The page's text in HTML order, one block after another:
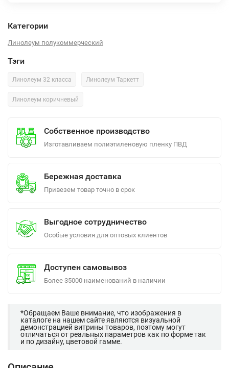
Категории
Линолеум полукоммерческий
Тэги
Линолеум 32 класса Линолеум Таркетт
Линолеум коричневый
Собственное производство
Изготавливаем полиэтиленовую пленку ПВД
Бережная доставка
Привезем товар точно в срок
Выгодное сотрудничество
Особые условия для оптовых клиентов
Доступен самовывоз
Более 35000 наименований в наличии
*Обращаем Ваше внимание, что изображения в
каталоге на нашем сайте являются визуальной
демонстрацией витрины товаров, поэтому могут
отличаться от реальных параметров как по форме так
и по дизайну, цветовой гамме.